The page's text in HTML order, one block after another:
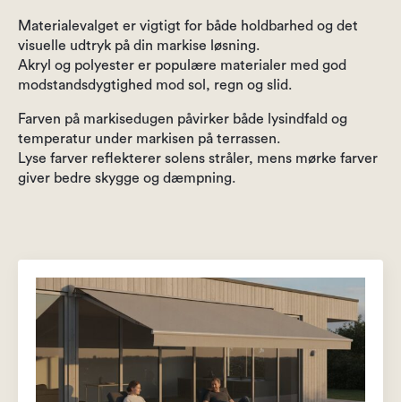
Materialevalget er vigtigt for både holdbarhed og det
visuelle udtryk på din markise løsning.
Akryl og polyester er populære materialer med god
modstandsdygtighed mod sol, regn og slid.
Farven på markisedugen påvirker både lysindfald og
temperatur under markisen på terrassen.
Lyse farver reflekterer solens stråler, mens mørke farver
giver bedre skygge og dæmpning.